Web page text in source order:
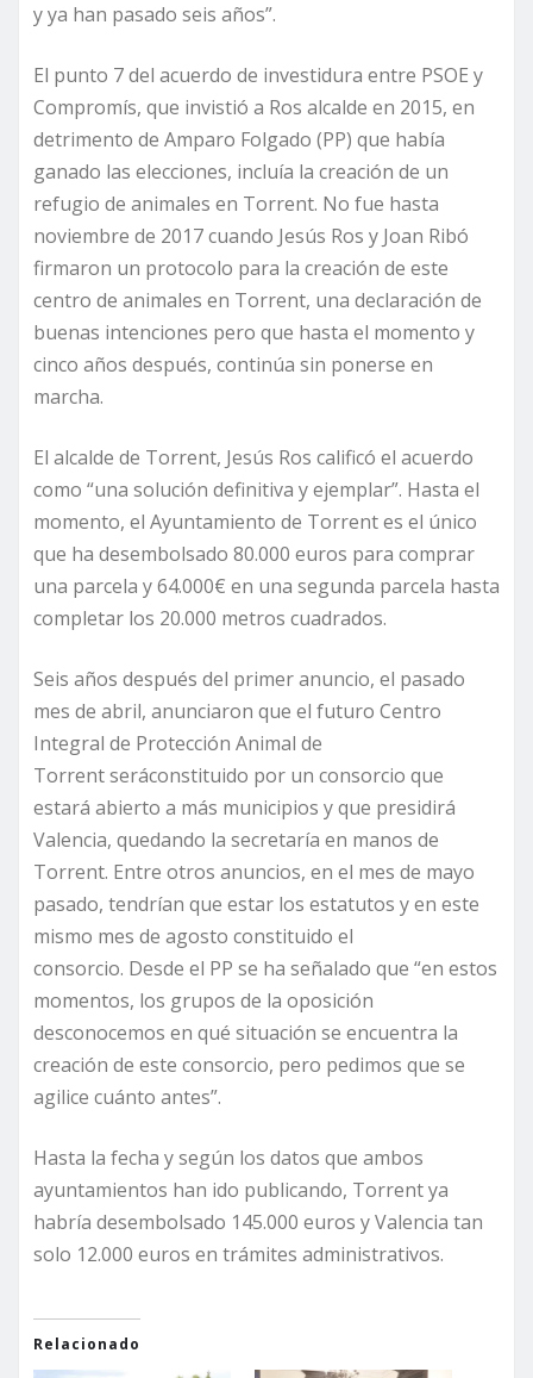
y ya han pasado seis años”.
El punto 7 del acuerdo de investidura entre PSOE y
Compromís, que invistió a Ros alcalde en 2015, en
detrimento de Amparo Folgado (PP) que había
ganado las elecciones, incluía la creación de un
refugio de animales en Torrent. No fue hasta
noviembre de 2017 cuando Jesús Ros y Joan Ribó
firmaron un protocolo para la creación de este
centro de animales en Torrent, una declaración de
buenas intenciones pero que hasta el momento y
cinco años después, continúa sin ponerse en
marcha.
El alcalde de Torrent, Jesús Ros calificó el acuerdo
como “una solución definitiva y ejemplar”. Hasta el
momento, el Ayuntamiento de Torrent es el único
que ha desembolsado 80.000 euros para comprar
una parcela y 64.000€ en una segunda parcela hasta
completar los 20.000 metros cuadrados.
Seis años después del primer anuncio, el pasado
mes de abril, anunciaron que el futuro Centro
Integral de Protección Animal de
Torrent seráconstituido por un consorcio que
estará abierto a más municipios y que presidirá
Valencia, quedando la secretaría en manos de
Torrent. Entre otros anuncios, en el mes de mayo
pasado, tendrían que estar los estatutos y en este
mismo mes de agosto constituido el
consorcio. Desde el PP se ha señalado que “en estos
momentos, los grupos de la oposición
desconocemos en qué situación se encuentra la
creación de este consorcio, pero pedimos que se
agilice cuánto antes”.
Hasta la fecha y según los datos que ambos
ayuntamientos han ido publicando, Torrent ya
habría desembolsado 145.000 euros y Valencia tan
solo 12.000 euros en trámites administrativos.
Relacionado